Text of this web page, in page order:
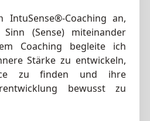
IntuSense®-Coaching an,
(Sense) miteinander
Coaching begleite ich
Stärke zu entwickeln,
zu finden und ihre
bewusst zu